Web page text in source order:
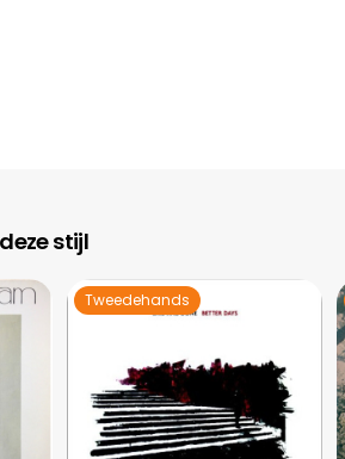
stijl
Tweedehands